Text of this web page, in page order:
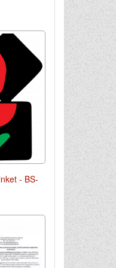
- BS-